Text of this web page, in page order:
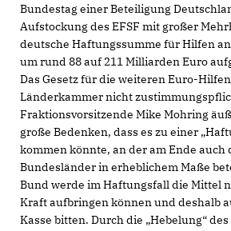
Bundestag einer Beteiligung
Aufstockung des EFSF mit großer
deutsche Haftungssumme für Hilfen
um rund 88 auf 211 Milliarden Euro
Das Gesetz für die weiteren Euro-
Länderkammer nicht
Fraktionsvorsitzende Mike Mohring
große Bedenken, dass es zu einer
kommen könnte, an der am Ende auch
Bundesländer in erheblichem Maße
Bund werde im Haftungsfall die Mittel
Kraft aufbringen können und deshalb
Kasse bitten. Durch die „Hebelung“